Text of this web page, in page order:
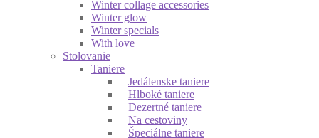
Winter collage accessories
Winter glow
Winter specials
With love
Stolovanie
Taniere
Jedálenske taniere
Hlboké taniere
Dezertné taniere
Na cestoviny
Špeciálne taniere